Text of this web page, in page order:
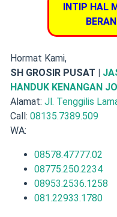
INTIP HAL
Hormat Kami,
SH GROSIR PUSAT |
HANDUK KENANGAN
Alamat: Jl. Tenggilis
Call: 08135.7389.509
WA:
08578.47777.02
08775.250.2234
08953.2536.1258
081.22933.1780